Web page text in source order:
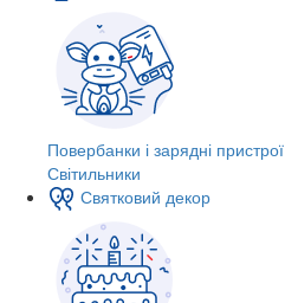
Повербанки і зарядні пристрої
Світильники
Святковий декор